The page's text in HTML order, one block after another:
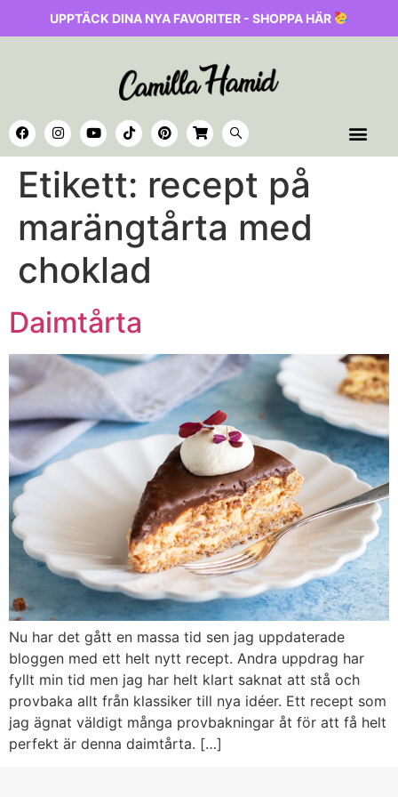
UPPTÄCK DINA NYA FAVORITER - SHOPPA HÄR
Etikett: recept på
marängtårta med
choklad
Daimtårta
Nu har det gått en massa tid sen jag uppdaterade
bloggen med ett helt nytt recept. Andra uppdrag har
fyllt min tid men jag har helt klart saknat att stå och
provbaka allt från klassiker till nya idéer. Ett recept som
jag ägnat väldigt många provbakningar åt för att få helt
perfekt är denna daimtårta. […]